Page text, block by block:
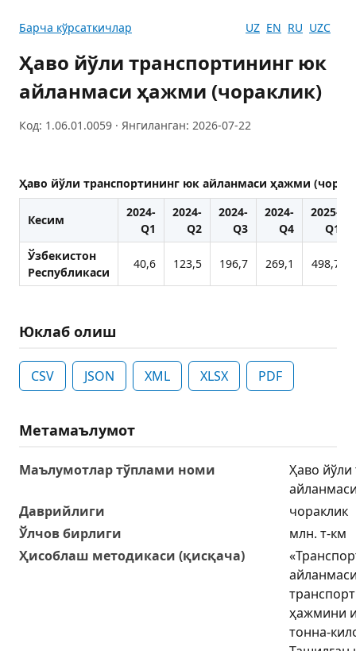
Барча кўрсаткичлар UZ EN RU UZC
Ҳаво йўли транспортининг юк
айланмаси ҳажми (чораклик)
Код: 1.06.01.0059 · Янгиланган: 2026-07-22
Ҳаво йўли транспортининг юк айланмаси ҳажми
Кесим
2024-
Q1
2024-
Q2
2024-
Q3
2024-
Q4
2025-
Q1
Ўзбекистон
Республикаси
40,6 123,5 196,7 269,1 498,7
Юклаб олиш
CSV JSON XML XLSX PDF
Метамаълумот
Маълумотлар тўплами номи
Ҳаво
Даврийлиги
чораклик
Ўлчов бирлиги
млн. т-км
Ҳисоблаш методикаси (қисқача)
ҳажмини
тонна-